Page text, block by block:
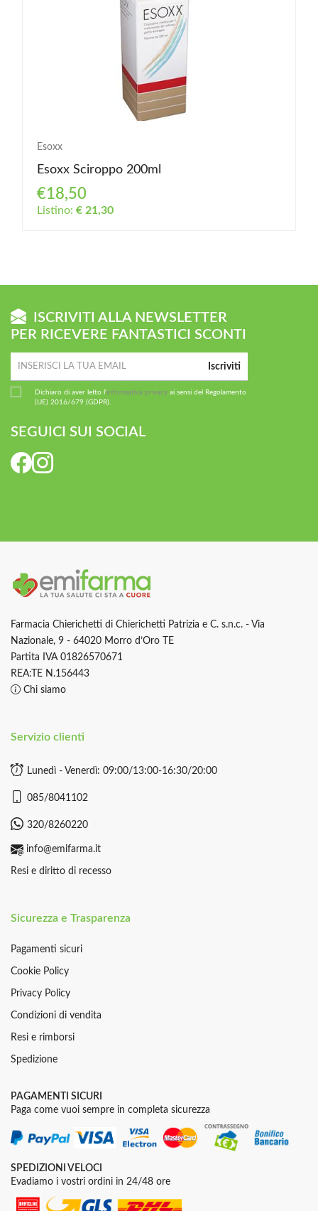
Esoxx
Esoxx Sciroppo 200ml
€18,50
Listino: € 21,30
ISCRIVITI ALLA NEWSLETTER
PER RICEVERE FANTASTICI SCONTI
Iscriviti
Dichiaro di aver letto l'informativa privacy ai sensi del Regolamento
(UE) 2016/679 (GDPR).
SEGUICI SUI SOCIAL
Farmacia Chierichetti di Chierichetti Patrizia e C. s.n.c. - Via
Nazionale, 9 - 64020 Morro d’Oro TE
Partita IVA 01826570671
REA:TE N.156443
Chi siamo
Servizio clienti
Lunedì - Venerdì: 09:00/13:00-16:30/20:00
085/8041102
320/8260220
info@emifarma.it
Resi e diritto di recesso
Sicurezza e Trasparenza
Pagamenti sicuri
Cookie Policy
Privacy Policy
Condizioni di vendita
Resi e rimborsi
Spedizione
PAGAMENTI SICURI
Paga come vuoi sempre in completa sicurezza
SPEDIZIONI VELOCI
Evadiamo i vostri ordini in 24/48 ore